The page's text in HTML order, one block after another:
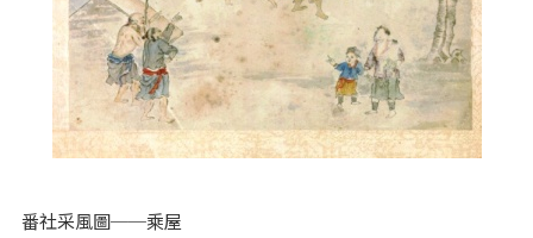
番社采風圖──乘屋